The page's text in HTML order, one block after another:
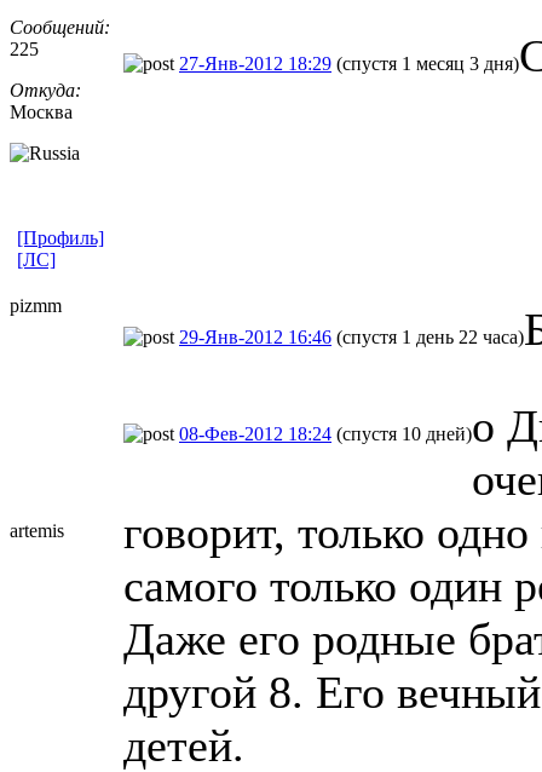
Сообщений:
225
Откуда:
Москва
27-Янв-2012 18:29 (спустя 1 месяц 3 дня)
[Профиль]
[ЛС]
pizmm
29-Янв-2012 16:46 (спустя 1 день 22 часа)
artemis
08-Фев-2012 18:24 (спустя 10 дней)о
говорит, только
самого только один
Даже его родные
другой 8. Его
детей.